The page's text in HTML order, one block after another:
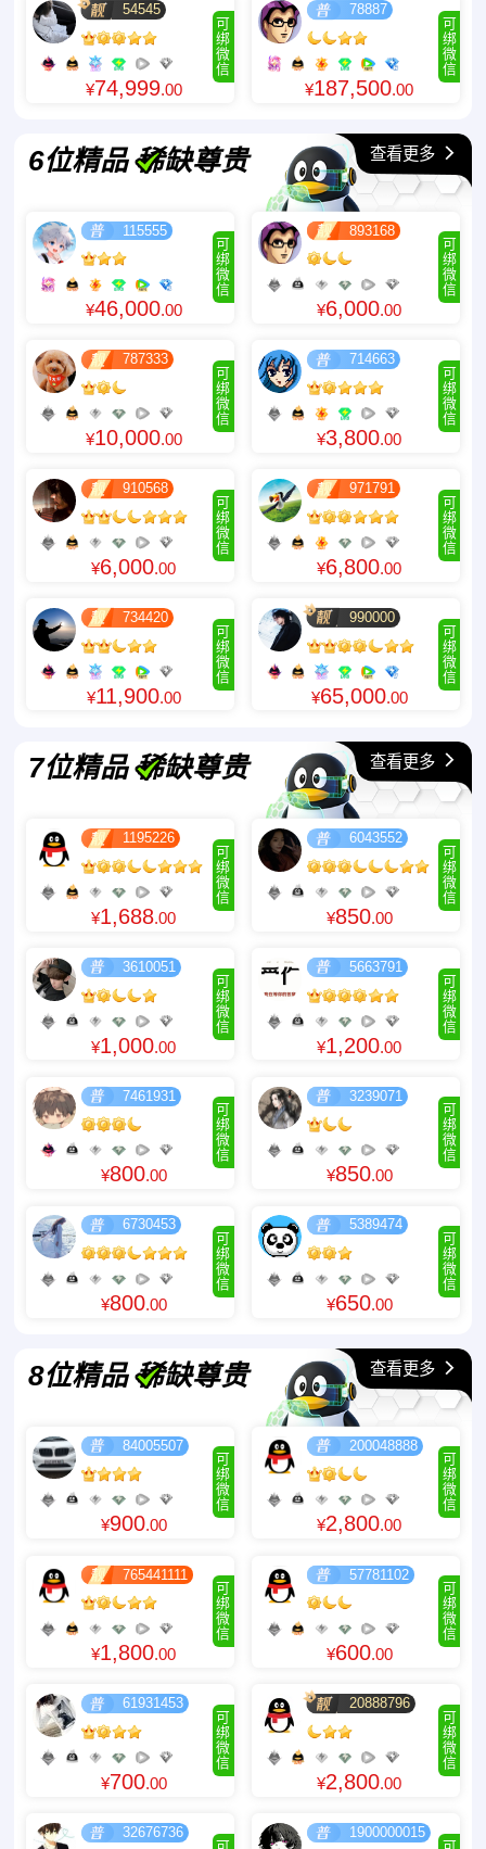
可
绑
微
信
54545
¥74,999.00
可
绑
微
信
78887
¥187,500.00
6位精品 稀缺尊贵 查看更多
可
绑
微
信
115555
¥46,000.00
可
绑
微
信
893168
¥6,000.00
可
绑
微
信
787333
¥10,000.00
可
绑
微
信
714663
¥3,800.00
可
绑
微
信
910568
¥6,000.00
可
绑
微
信
971791
¥6,800.00
可
绑
微
信
734420
¥11,900.00
可
绑
微
信
990000
¥65,000.00
7位精品 稀缺尊贵 查看更多
可
绑
微
信
1195226
¥1,688.00
可
绑
微
信
6043552
¥850.00
可
绑
微
信
3610051
¥1,000.00
可
绑
微
信
5663791
¥1,200.00
可
绑
微
信
7461931
¥800.00
可
绑
微
信
3239071
¥850.00
可
绑
微
信
6730453
¥800.00
可
绑
微
信
5389474
¥650.00
8位精品 稀缺尊贵 查看更多
可
绑
微
信
84005507
¥900.00
可
绑
微
信
200048888
¥2,800.00
可
绑
微
信
765441111
¥1,800.00
可
绑
微
信
57781102
¥600.00
可
绑
微
信
61931453
¥700.00
可
绑
微
信
20888796
¥2,800.00
32676736
1900000015